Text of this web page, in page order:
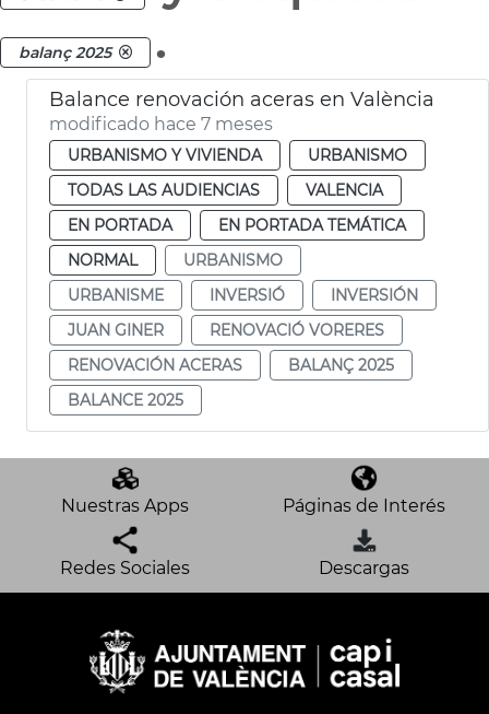
balanç 2025 .
Balance renovación aceras en València
modificado hace 7 meses
URBANISMO Y VIVIENDA
URBANISMO
TODAS LAS AUDIENCIAS
VALENCIA
EN PORTADA
EN PORTADA TEMÁTICA
NORMAL
URBANISMO
URBANISME
INVERSIÓ
INVERSIÓN
JUAN GINER
RENOVACIÓ VORERES
RENOVACIÓN ACERAS
BALANÇ 2025
BALANCE 2025
Nuestras Apps Páginas de Interés
Redes Sociales Descargas